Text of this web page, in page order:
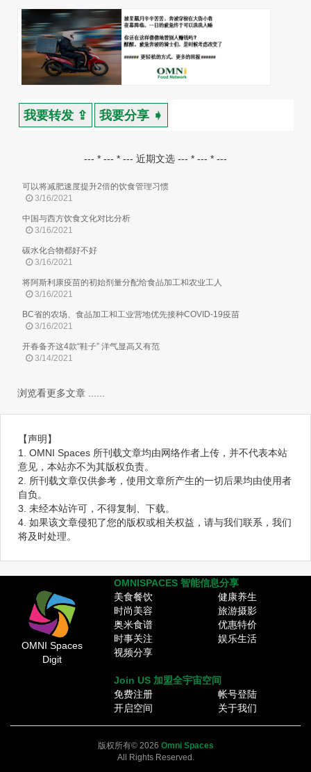
我要转发 ⇪ 我要分享 ➧
--- * --- * --- 近期文选 --- * --- * ---
可以将减肥速度提升2倍的饮食管理习惯
3/16/2021
中国与西方饮食文化对比分析
3/16/2021
碳水化合物都好不好
3/16/2021
将阿斯利康疫苗的初始剂量分配给食品加工和农业工人
3/16/2021
BC省的农场、食品加工和工业营地优先接种COVID-19疫苗
3/16/2021
开春备齐这4款“鞋子” 洋气显高又有范
3/14/2021
浏览看更多文章 ......
【声明】
1. OMNI Spaces 所刊载文章均由网络作者上传，并不代表本站
意见，本站亦不为其版权负责。
2. 所刊载文章仅供参考，使用文章所产生的一切后果均由使用者
自负。
3. 未经本站许可，不得复制、下载。
4. 如果该文章侵犯了您的版权或相关权益，请与我们联系，我们
将及时处理。
OMNI Spaces
Digit
OMNISPACES 智能信息分享
美食餐饮
健康养生
时尚美容
旅游摄影
奥米食谱
优惠特价
时事关注
娱乐生活
视频分享
Join US 加盟全宇宙空间
免费注册
帐号登陆
开启空间
关于我们
版权所有© 2026 Omni Spaces
All Rights Reserved.